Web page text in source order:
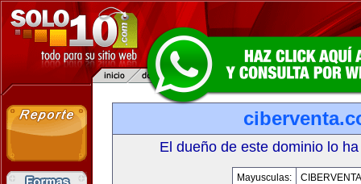
El dueño de este dominio lo
Mayusculas: